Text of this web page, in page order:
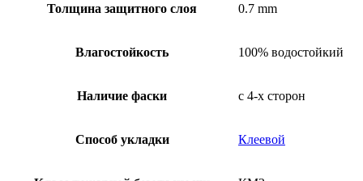
Толщина защитного слоя 0.7 mm
Влагостойкость 100% водостойкий
Наличие фаски с 4-х сторон
Способ укладки Клеевой